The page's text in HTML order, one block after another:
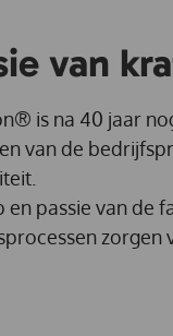
van
is na 40 jaar
van de
en passie van de